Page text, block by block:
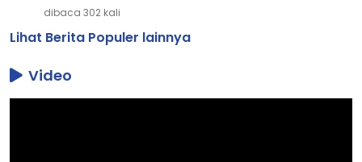
dibaca 302 kali
Lihat Berita Populer lainnya
Video